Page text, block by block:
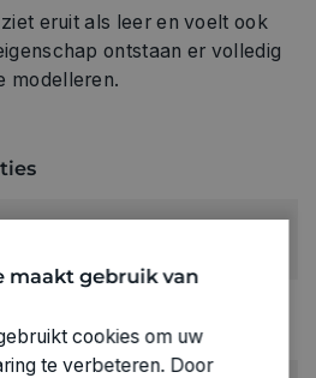
eruit als leer en voelt ook
ontstaan er volledig
modelleren.
maakt gebruik van
cookies om uw
te verbeteren. Door